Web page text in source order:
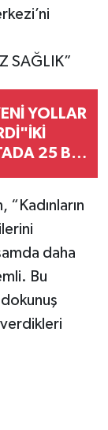
SAĞLIK”
YOLLAR
25 BİN
“Kadınların
daha
Bu